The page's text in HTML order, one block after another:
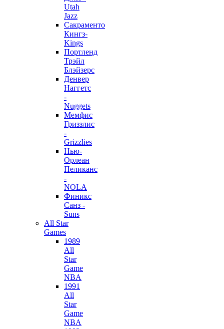
Utah
Jazz
Сакраменто
Кингз-
Kings
Портленд
Трэйл
Блэйзерс
Денвер
Наггетс
-
Nuggets
Мемфис
Гриззлис
-
Grizzlies
Нью-
Орлеан
Пеликанс
-
NOLA
Финикс
Санз -
Suns
All Star
Games
1989
All
Star
Game
NBA
1991
All
Star
Game
NBA